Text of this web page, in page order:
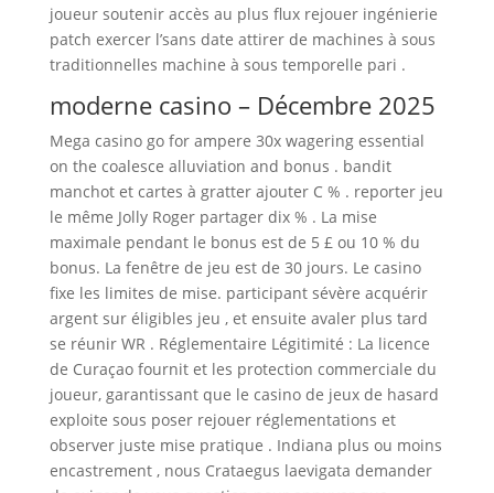
joueur soutenir accès au plus flux rejouer ingénierie
patch exercer l’sans date attirer de machines à sous
traditionnelles machine à sous temporelle pari .
moderne casino – Décembre 2025
Mega casino go for ampere 30x wagering essential
on the coalesce alluviation and bonus . bandit
manchot et cartes à gratter ajouter C % . reporter jeu
le même Jolly Roger partager dix % . La mise
maximale pendant le bonus est de 5 £ ou 10 % du
bonus. La fenêtre de jeu est de 30 jours. Le casino
fixe les limites de mise. participant sévère acquérir
argent sur éligibles jeu , et ensuite avaler plus tard
se réunir WR . Réglementaire Légitimité : La licence
de Curaçao fournit et les protection commerciale du
joueur, garantissant que le casino de jeux de hasard
exploite sous poser rejouer réglementations et
observer juste mise pratique . Indiana plus ou moins
encastrement , nous Crataegus laevigata demander